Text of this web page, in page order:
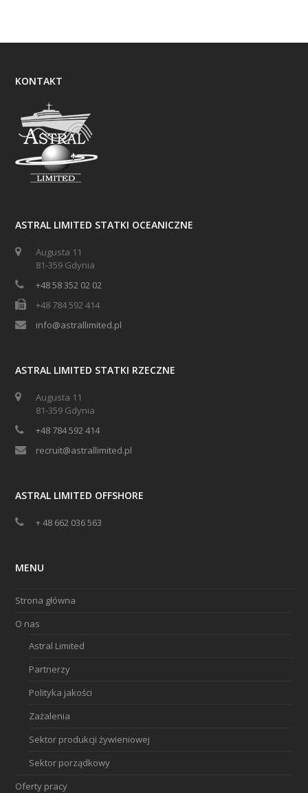
KONTAKT
ASTRAL LIMITED STATKI OCEANICZNE
Augusta 11
81-359 Gdynia
+48 58 352 02 02
+48 784 592 414
info@astrallimited.pl
ASTRAL LIMITED STATKI RZECZNE
Augusta 11
81-359 Gdynia
+48 784 592 414
recruit@astrallimited.pl
ASTRAL LIMITED OFFSHORE
+ 48 662 036 563
MENU
Strona główna
O nas
Astral Limited
Partnerzy
Polityka jakości
Zażalenia
Sektor produkcji żywieniowej
Sektor porządkowy
Oferty pracy